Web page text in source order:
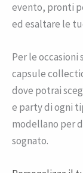
evento, pronti
ed esaltare le
Per le
capsule
dove potrai
e party di ogni
modellano per
sognato.